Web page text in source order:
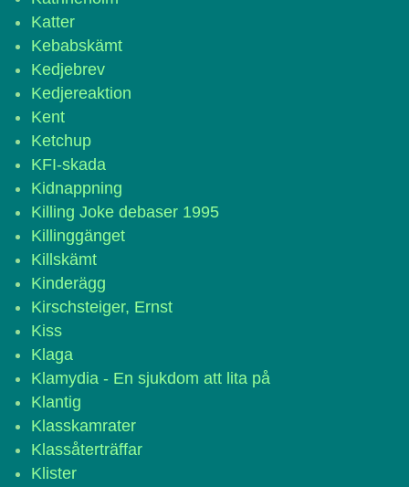
Katter
Kebabskämt
Kedjebrev
Kedjereaktion
Kent
Ketchup
KFI-skada
Kidnappning
Killing Joke debaser 1995
Killinggänget
Killskämt
Kinderägg
Kirschsteiger, Ernst
Kiss
Klaga
Klamydia - En sjukdom att lita på
Klantig
Klasskamrater
Klassåterträffar
Klister